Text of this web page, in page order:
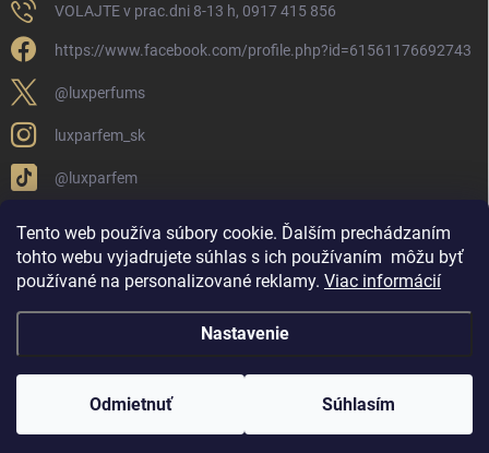
Tento web používa súbory cookie. Ďalším prechádzaním
tohto webu vyjadrujete súhlas s ich používaním môžu byť
používané na personalizované reklamy. Viac informácií
Nastavenie
Odmietnuť Súhlasím
VOLAJTE v prac.dni 8-13 h, 0917 415 856
https://www.facebook.com/profile.php?id=61561176692743
@luxperfums
luxparfem_sk
@luxparfem
LUX PARFÉM NOVÁKY
Lux Parfém Skupina na FB
Lux Parfum - Česká Republika
Lux Parfumok - Hungary
Vytvoril Shoptet
Copyright 2026LUX PARFÉM. Všetky práva vyhradené.Upraviť nastavenie